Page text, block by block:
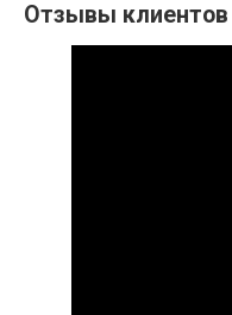
Отзывы клиентов